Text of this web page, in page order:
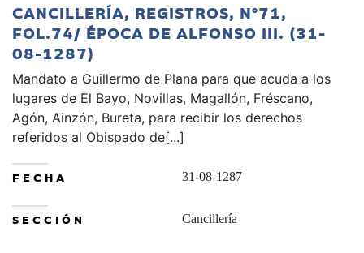
CANCILLERÍA, REGISTROS, Nº71,
FOL.74/ ÉPOCA DE ALFONSO III. (31-
08-1287)
Mandato a Guillermo de Plana para que acuda a los
lugares de El Bayo, Novillas, Magallón, Fréscano,
Agón, Ainzón, Bureta, para recibir los derechos
referidos al Obispado de[...]
FECHA 31-08-1287
SECCIÓN Cancillería